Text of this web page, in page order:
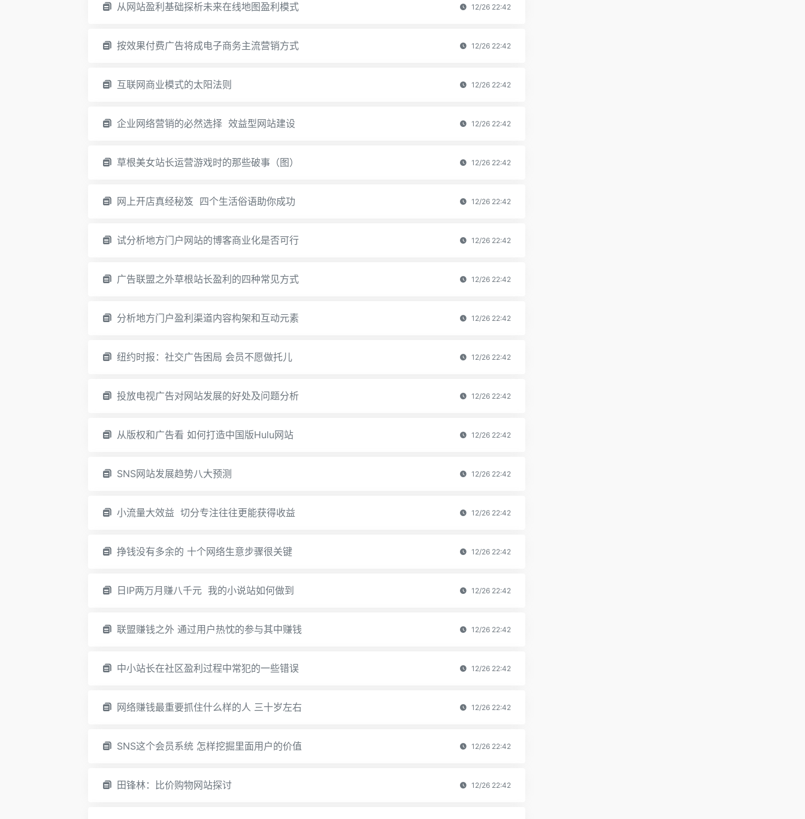
从网站盈利基础探析未来在线地图盈利模式 12/26 22:42
按效果付费广告将成电子商务主流营销方式 12/26 22:42
互联网商业模式的太阳法则 12/26 22:42
企业网络营销的必然选择 效益型网站建设 12/26 22:42
草根美女站长运营游戏时的那些破事（图） 12/26 22:42
网上开店真经秘笈 四个生活俗语助你成功 12/26 22:42
试分析地方门户网站的博客商业化是否可行 12/26 22:42
广告联盟之外草根站长盈利的四种常见方式 12/26 22:42
分析地方门户盈利渠道内容构架和互动元素 12/26 22:42
纽约时报：社交广告困局 会员不愿做托儿 12/26 22:42
投放电视广告对网站发展的好处及问题分析 12/26 22:42
从版权和广告看 如何打造中国版Hulu网站 12/26 22:42
SNS网站发展趋势八大预测 12/26 22:42
小流量大效益 切分专注往往更能获得收益 12/26 22:42
挣钱没有多余的 十个网络生意步骤很关键 12/26 22:42
日IP两万月赚八千元 我的小说站如何做到 12/26 22:42
联盟赚钱之外 通过用户热忱的参与其中赚钱 12/26 22:42
中小站长在社区盈利过程中常犯的一些错误 12/26 22:42
网络赚钱最重要抓住什么样的人 三十岁左右 12/26 22:42
SNS这个会员系统 怎样挖掘里面用户的价值 12/26 22:42
田锋林：比价购物网站探讨 12/26 22:42